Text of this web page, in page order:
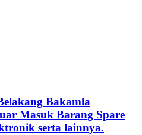
Bakamla
Masuk Barang Spare
serta lainnya.